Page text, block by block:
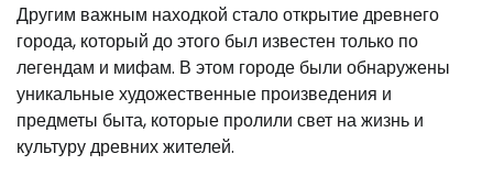
Другим важным находкой стало открытие древнего
города, который до этого был известен только по
легендам и мифам. В этом городе были обнаружены
уникальные художественные произведения и
предметы быта, которые пролили свет на жизнь и
культуру древних жителей.